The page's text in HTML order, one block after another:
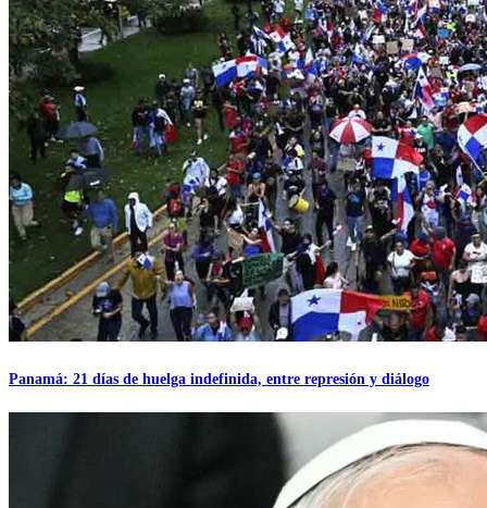
Panamá: 21 días de huelga indefinida, entre represión y diálogo